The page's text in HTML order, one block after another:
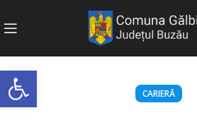
Deschide bara de unelte
CARIERĂ